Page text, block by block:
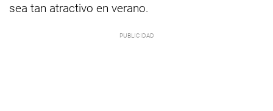
sea tan atractivo en verano.